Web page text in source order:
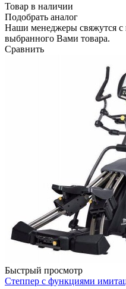
Товар в наличии
Подобрать аналог
Наши менеджеры свяжутся с
выбранного Вами товара.
Сравнить
Быстрый просмотр
Степпер с функциями